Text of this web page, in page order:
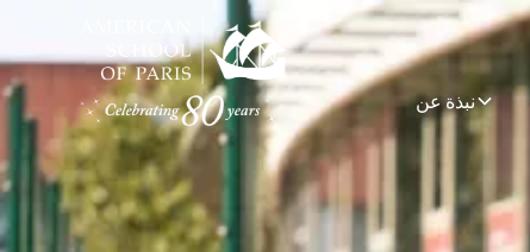
نبذة عن